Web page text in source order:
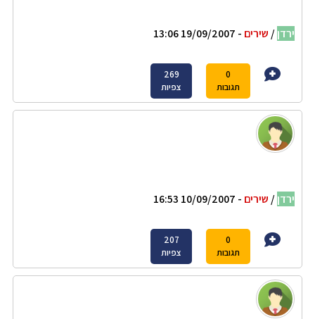
ירדן/ שירים - 19/09/2007 13:06
0
תגובות
269
צפיות
ירדן/ שירים - 10/09/2007 16:53
0
תגובות
207
צפיות